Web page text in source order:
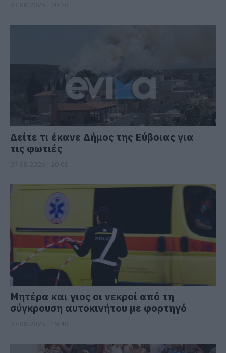
Δείτε τι έκανε Δήμος της Εύβοιας για
τις φωτιές
Μητέρα και γιος οι νεκροί από τη
σύγκρουση αυτοκινήτου με φορτηγό